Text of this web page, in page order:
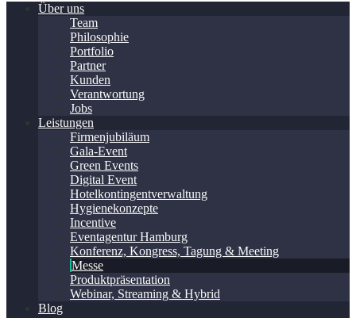
Über uns
Team
Philosophie
Portfolio
Partner
Kunden
Verantwortung
Jobs
Leistungen
Firmenjubiläum
Gala-Event
Green Events
Digital Event
Hotelkontingentverwaltung
Hygienekonzepte
Incentive
Eventagentur Hamburg
Konferenz, Kongress, Tagung & Meeting
Messe
Produktpräsentation
Webinar, Streaming & Hybrid
Blog